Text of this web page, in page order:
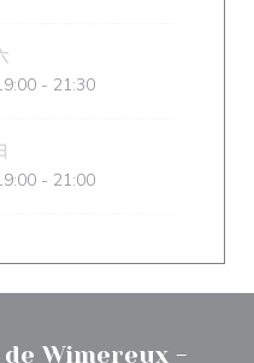
- 21:30
- 21:00
Wimereux -